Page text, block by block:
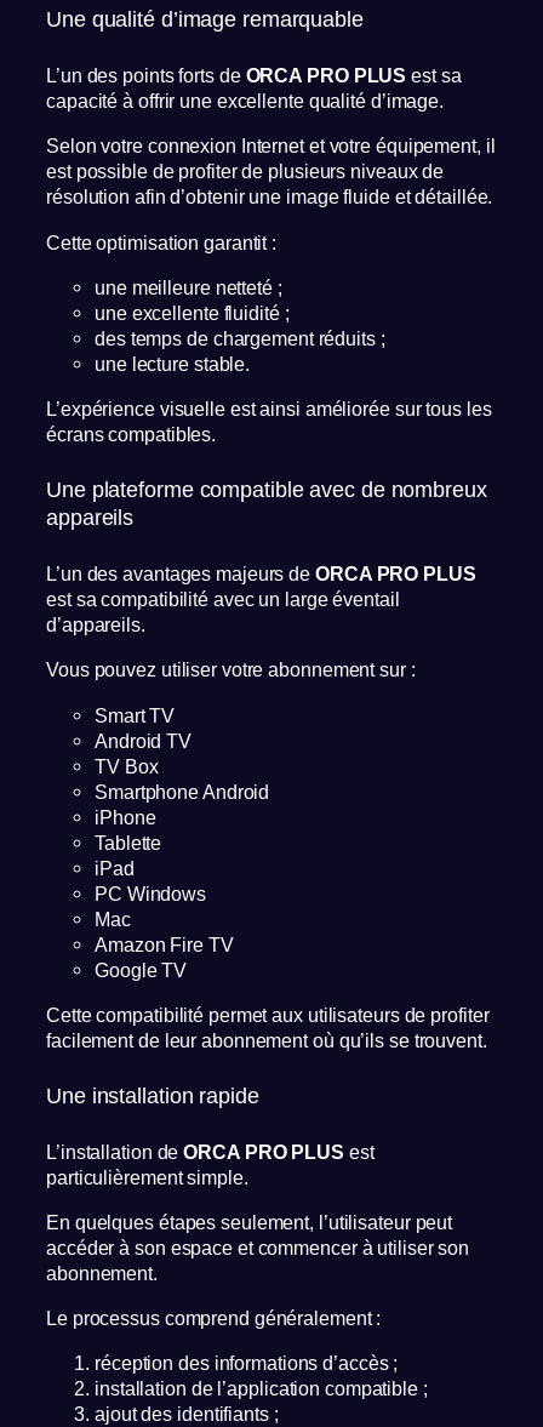
Une qualité d’image remarquable
L’un des points forts de ORCA PRO PLUS est sa
capacité à offrir une excellente qualité d’image.
Selon votre connexion Internet et votre équipement, il
est possible de profiter de plusieurs niveaux de
résolution afin d’obtenir une image fluide et détaillée.
Cette optimisation garantit :
une meilleure netteté ;
une excellente fluidité ;
des temps de chargement réduits ;
une lecture stable.
L’expérience visuelle est ainsi améliorée sur tous les
écrans compatibles.
Une plateforme compatible avec de nombreux
appareils
L’un des avantages majeurs de ORCA PRO PLUS
est sa compatibilité avec un large éventail
d’appareils.
Vous pouvez utiliser votre abonnement sur :
Smart TV
Android TV
TV Box
Smartphone Android
iPhone
Tablette
iPad
PC Windows
Mac
Amazon Fire TV
Google TV
Cette compatibilité permet aux utilisateurs de profiter
facilement de leur abonnement où qu’ils se trouvent.
Une installation rapide
L’installation deORCA PRO PLUS est
particulièrement simple.
En quelques étapes seulement, l’utilisateur peut
accéder à son espace et commencer à utiliser son
abonnement.
Le processus comprend généralement :
réception des informations d’accès ;
installation de l’application compatible ;
ajout des identifiants ;